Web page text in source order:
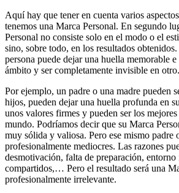
Aquí hay que tener en cuenta varios
tenemos una Marca Personal. En segundo
Personal no consiste solo en el modo o el
sino, sobre todo, en los resultados
persona puede dejar una huella memorable
ámbito y ser completamente invisible en otro.
Por ejemplo, un padre o una madre pueden
hijos, pueden dejar una huella profunda en
unos valores firmes y pueden ser los
mundo. Podríamos decir que su Marca
muy sólida y valiosa. Pero ese mismo padre
profesionalmente mediocres. Las razones
desmotivación, falta de preparación,
compartidos,… Pero el resultado será una
profesionalmente irrelevante.